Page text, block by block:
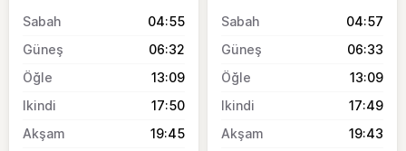
04:55
06:32
13:09
17:50
19:45
04:57
06:33
13:09
17:49
19:43